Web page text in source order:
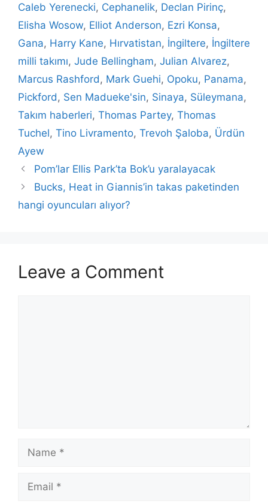
Caleb Yerenecki, Cephanelik, Declan Pirinç,
Elisha Wosow, Elliot Anderson, Ezri Konsa,
Gana, Harry Kane, Hırvatistan, İngiltere, İngiltere
milli takımı, Jude Bellingham, Julian Alvarez,
Marcus Rashford , Mark Guehi, Opoku, Panama,
Pickford , Sen Madueke'sin, Sinaya, Süleymana,
Takım haberleri, Thomas Partey, Thomas
Tuchel, Tino Livramento, Trevoh Şaloba, Ürdün
Ayew
Pom’lar Ellis Park’ta Bok’u yaralayacak
Bucks, Heat in Giannis’in takas paketinden
hangi oyuncuları alıyor?
Leave a Comment